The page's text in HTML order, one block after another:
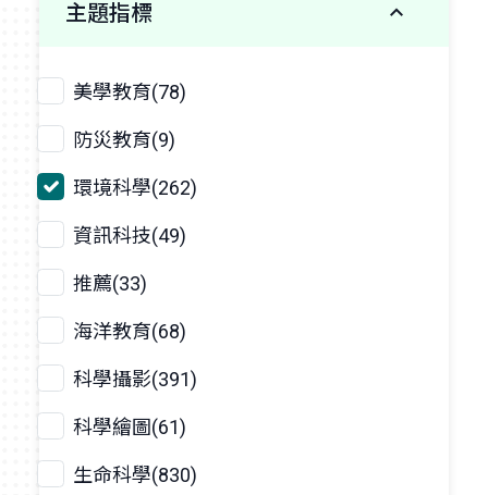
主題指標
美學教育(78)
防災教育(9)
環境科學(262)
資訊科技(49)
推薦(33)
海洋教育(68)
科學攝影(391)
科學繪圖(61)
生命科學(830)